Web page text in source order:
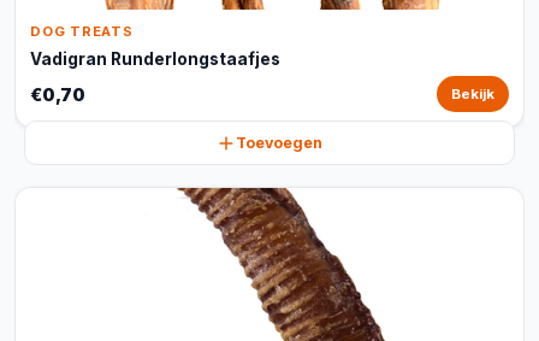
DOG TREATS
Vadigran Runderlongstaafjes
€0,70 Bekijk
Toevoegen